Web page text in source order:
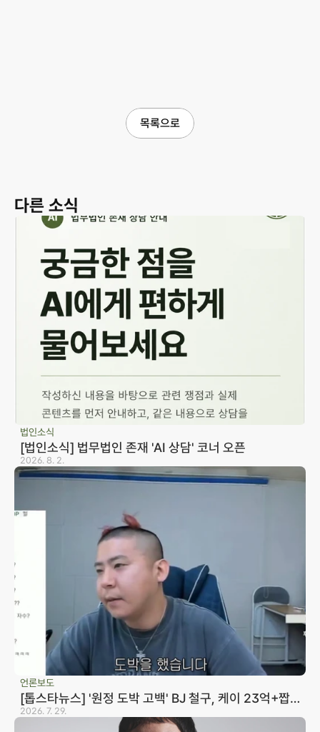
목록으로
다른 소식
법인소식
[법인소식] 법무법인 존재 'AI 상담' 코너 오픈
2026. 8. 2.
언론보도
[톱스타뉴스] '원정 도박 고백' BJ 철구, 케이 23억+짭
구 20억 빌렸다…변호사 "형량 10년까지 바라볼 수 있
2026. 7. 29.